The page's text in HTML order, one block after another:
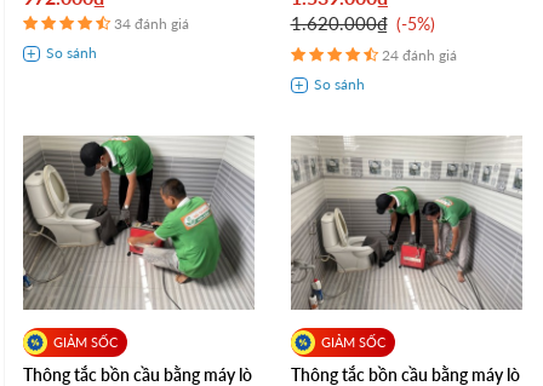
34 đánh giá 1.620.000₫ -5%
24 đánh giá
Thông tắc bồn cầu bằng máy lò
Thông tắc bồn cầu bằng máy lò